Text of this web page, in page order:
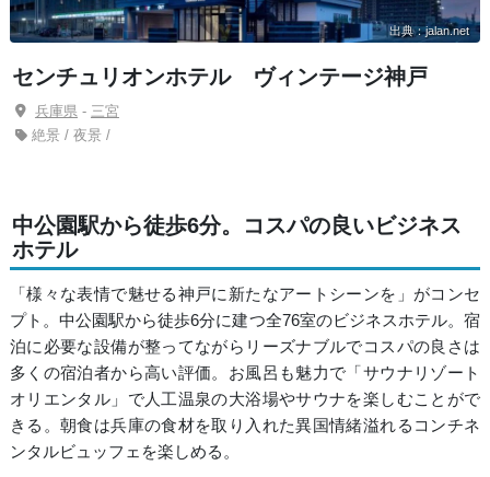
出典：jalan.net
センチュリオンホテル ヴィンテージ神戸
兵庫県- 三宮
絶景 / 夜景 /
中公園駅から徒歩6分。コスパの良いビジネス
ホテル
「様々な表情で魅せる神戸に新たなアートシーンを」がコンセ
プト。中公園駅から徒歩6分に建つ全76室のビジネスホテル。宿
泊に必要な設備が整ってながらリーズナブルでコスパの良さは
多くの宿泊者から高い評価。お風呂も魅力で「サウナリゾート
オリエンタル」で人工温泉の大浴場やサウナを楽しむことがで
きる。朝食は兵庫の食材を取り入れた異国情緒溢れるコンチネ
ンタルビュッフェを楽しめる。